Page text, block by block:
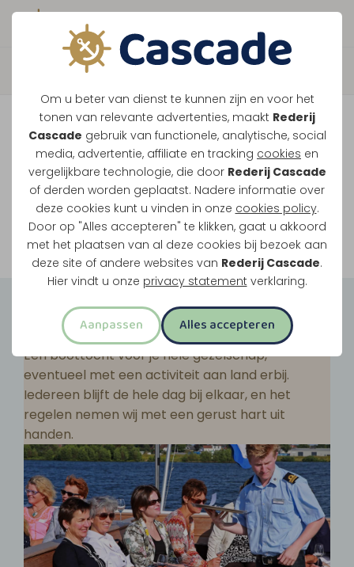
Om u beter van dienst te kunnen zijn en voor het
tonen van relevante advertenties, maakt Rederij
Cascade gebruik van functionele, analytische, social
media, advertentie, affiliate en tracking cookies en
vergelijkbare technologie, die door Rederij Cascade
of derden worden geplaatst. Nadere informatie over
deze cookies kunt u vinden in onze cookies policy.
Door op "Alles accepteren" te klikken, gaat u akkoord
met het plaatsen van al deze cookies bij bezoek aan
deze site of andere websites van Rederij Cascade.
Hier vindt u onze privacy statement verklaring.
Aanpassen Alles accepteren
Boek direct je vaart
Vaar je mee over de
Maasplassen?
Ondanks de lage waterstanden gaan
onze vaarten gewoon door.
Bekijk onze rondvaarten
Groepsuitjes
Een boottocht voor je hele gezelschap,
eventueel met een activiteit aan land erbij.
Iedereen blijft de hele dag bij elkaar, en het
regelen nemen wij met een gerust hart uit
handen.